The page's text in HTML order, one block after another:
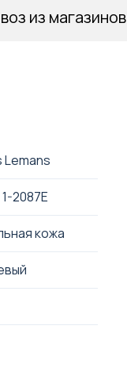
Lemans
2087E
кожа
из магазинов